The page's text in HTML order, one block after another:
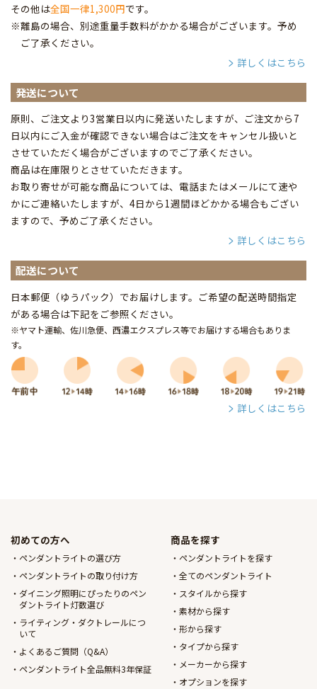
その他は全国一律1,300円です。
※離島の場合、別途重量手数料がかかる場合がございます。予め
ご了承ください。
詳しくはこちら
発送について
原則、ご注文より3営業日以内に発送いたしますが、ご注文から7
日以内にご入金が確認できない場合はご注文をキャンセル扱いと
させていただく場合がございますのでご了承ください。
商品は在庫限りとさせていただきます。
お取り寄せが可能な商品については、電話またはメールにて速や
かにご連絡いたしますが、4日から1週間ほどかかる場合もござい
ますので、予めご了承ください。
詳しくはこちら
配送について
日本郵便（ゆうパック）でお届けします。ご希望の配送時間指定
がある場合は下記をご参照ください。
※ヤマト運輸、佐川急便、西濃エクスプレス等でお届けする場合もありま
す。
詳しくはこちら
初めての方へ
ペンダントライトの選び方
ペンダントライトの取り付け方
ダイニング照明にぴったりのペン
ダントライト灯数選び
ライティング・ダクトレールにつ
いて
よくあるご質問（Q&A）
ペンダントライト全品無料3年保証
商品を探す
ペンダントライトを探す
全てのペンダントライト
スタイルから探す
素材から探す
形から探す
タイプから探す
メーカーから探す
オプションを探す